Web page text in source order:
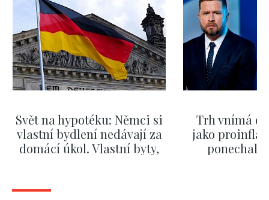
Svět na hypotéku: Němci si
vlastní bydlení nedávají za
domácí úkol. Vlastní byty,
Trh vnímá
jako
ponechali